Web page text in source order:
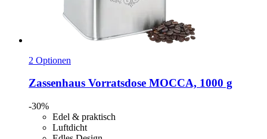
2 Optionen
Zassenhaus Vorratsdose MOCCA, 1000 g
-30%
Edel & praktisch
Luftdicht